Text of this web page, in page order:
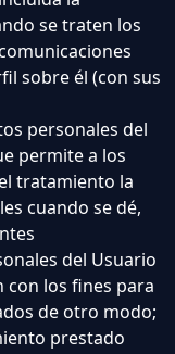
se traten los
sobre él (con sus
personales del
permite a los
tratamiento la
cuando se dé,
del Usuario
con los fines para
de otro modo;
prestado